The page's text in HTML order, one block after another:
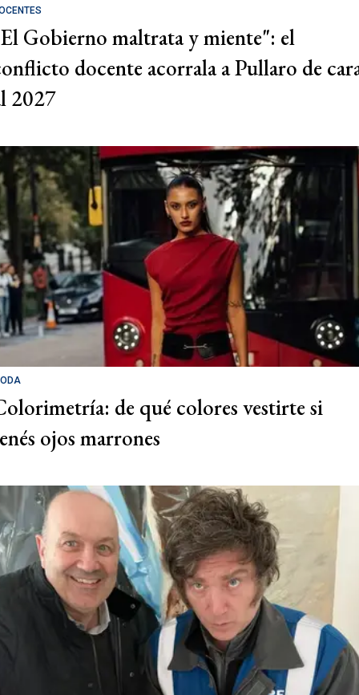
Gobierno maltrata y miente": el
docente acorrala a Pullaro de
2027
de qué colores vestirte si
ojos marrones